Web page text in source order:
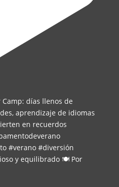
y equilibrado 🍽️ Por